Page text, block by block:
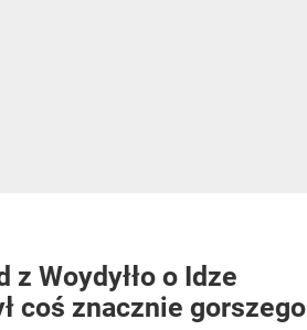
z Woydyłło o Idze
coś znacznie gorszego